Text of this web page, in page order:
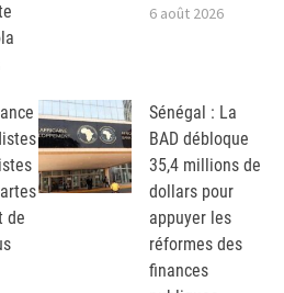
6 août 2026
de
Sénégal : La
BAD débloque
35,4 millions de
dollars pour
appuyer les
réformes des
finances